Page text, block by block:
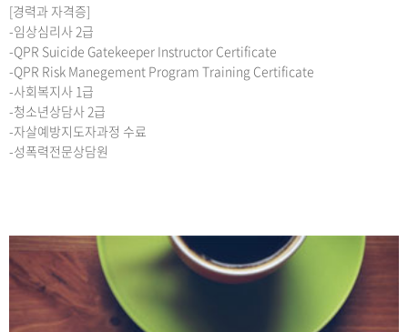
[경력과 자격증]
-임상심리사 2급
-QPR Suicide Gatekeeper Instructor Certificate
-QPR Risk Manegement Program Training Certificate
-사회복지사 1급
-청소년상담사 2급
-자살예방지도자과정 수료
-성폭력전문상담원